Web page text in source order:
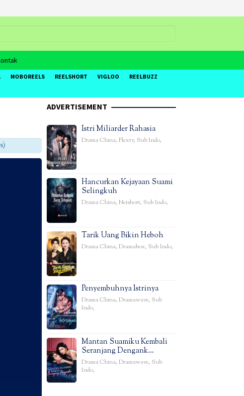
MOBOREELS REELSHORT VIGLOO
REELBUZZ
ADVERTISEMENT
Istri Miliarder Rahasia
Drama China, Flextv, Sub Indo,
Hancurkan Kejayaan Suami
Selingkuh
Drama China, Netshort, Sub Indo,
Tarik Uang Bikin Heboh
Drama China, Dramabox, Sub Indo,
Penyembuhnya Istrinya
Drama China, Dramawave, Sub
Indo,
Mantan Suamiku Kembali
Seranjang Dengank…
Drama China, Dramawave, Sub
Indo,